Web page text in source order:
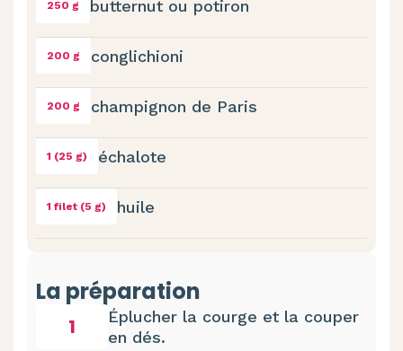
250 g butternut ou potiron
200 g conglichioni
200 g champignon de Paris
1 (25 g) échalote
1 filet (5 g) huile
La préparation
1
Éplucher la courge et la couper
en dés.